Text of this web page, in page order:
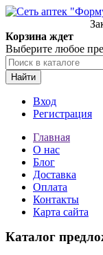
Корзина ждет
Выберите любое
Найти
Вход
Регистрация
Главная
О нас
Блог
Доставка
Оплата
Контакты
Карта сайта
Каталог